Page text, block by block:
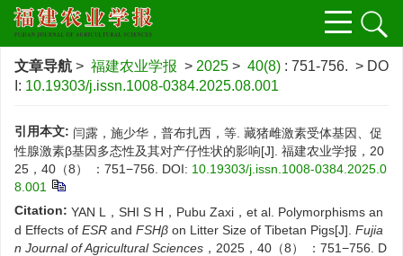
文章导航 > 福建农业学报 > 2025 > 40(8) : 751-756. > DO
I: 10.19303/j.issn.1008-0384.2025.08.001
引用本文: 闫露，施少华，普布扎西，等. 藏猪雌激素受体基因、促
性腺激素β基因多态性及其对产仔性状的影响[J]. 福建农业学报，20
25，40（8） ：751−756.
DOI: 10.19303/j.issn.1008-0384.2025.0
8.001
Citation: YAN L，SHI S H，Pubu Zaxi，et al. Polymorphisms an
d Effects of ESR and FSHβ on Litter Size of Tibetan Pigs[J]. Fujia
n Journal of Agricultural Sciences ，2025，40（8） ：751−756.
D